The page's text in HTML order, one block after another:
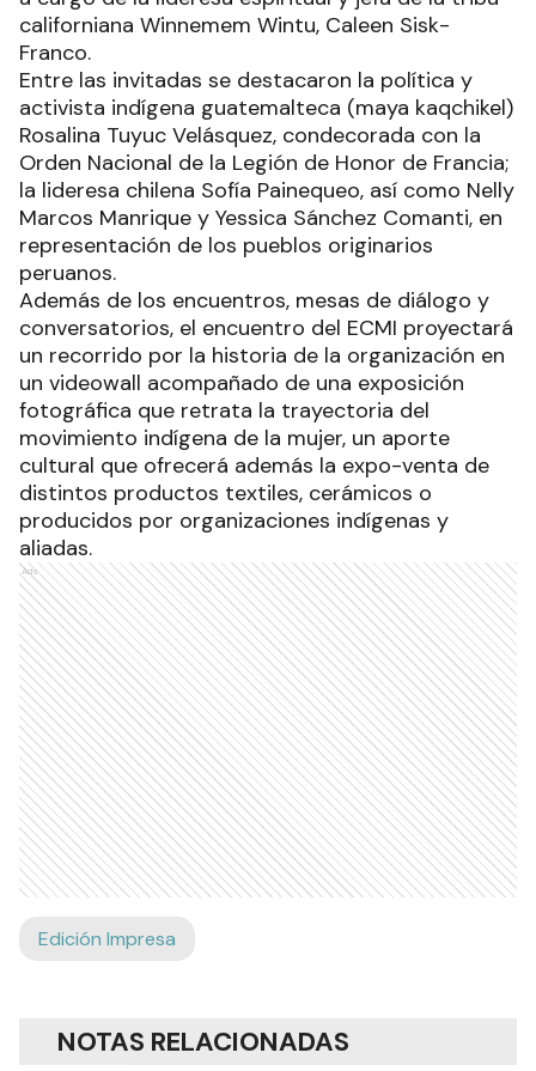
californiana Winnemem Wintu, Caleen Sisk-
Franco.
Entre las invitadas se destacaron la política y
activista indígena guatemalteca (maya kaqchikel)
Rosalina Tuyuc Velásquez, condecorada con la
Orden Nacional de la Legión de Honor de Francia;
la lideresa chilena Sofía Painequeo, así como Nelly
Marcos Manrique y Yessica Sánchez Comanti, en
representación de los pueblos originarios
peruanos.
Además de los encuentros, mesas de diálogo y
conversatorios, el encuentro del ECMI proyectará
un recorrido por la historia de la organización en
un videowall acompañado de una exposición
fotográfica que retrata la trayectoria del
movimiento indígena de la mujer, un aporte
cultural que ofrecerá además la expo-venta de
distintos productos textiles, cerámicos o
producidos por organizaciones indígenas y
aliadas.
Ads
Edición Impresa
NOTAS RELACIONADAS